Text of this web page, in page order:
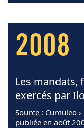
2008
Les mandats,
exercés par
Source : Cumuleo
publiée en août